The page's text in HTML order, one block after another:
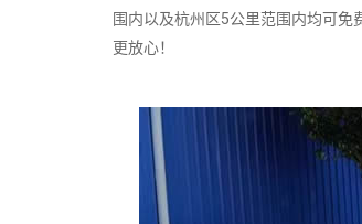
围内以及杭州区5公里范围内均可
更放心！